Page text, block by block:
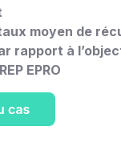
moyen de
rapport à
EPRO